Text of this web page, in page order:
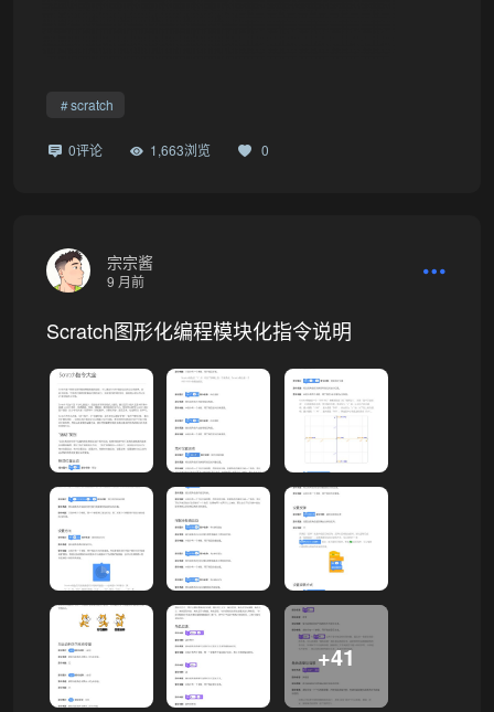
scratch
0评论 1,663浏览 0
宗宗酱
9 月前
Scratch图形化编程模块化指令说明
+41